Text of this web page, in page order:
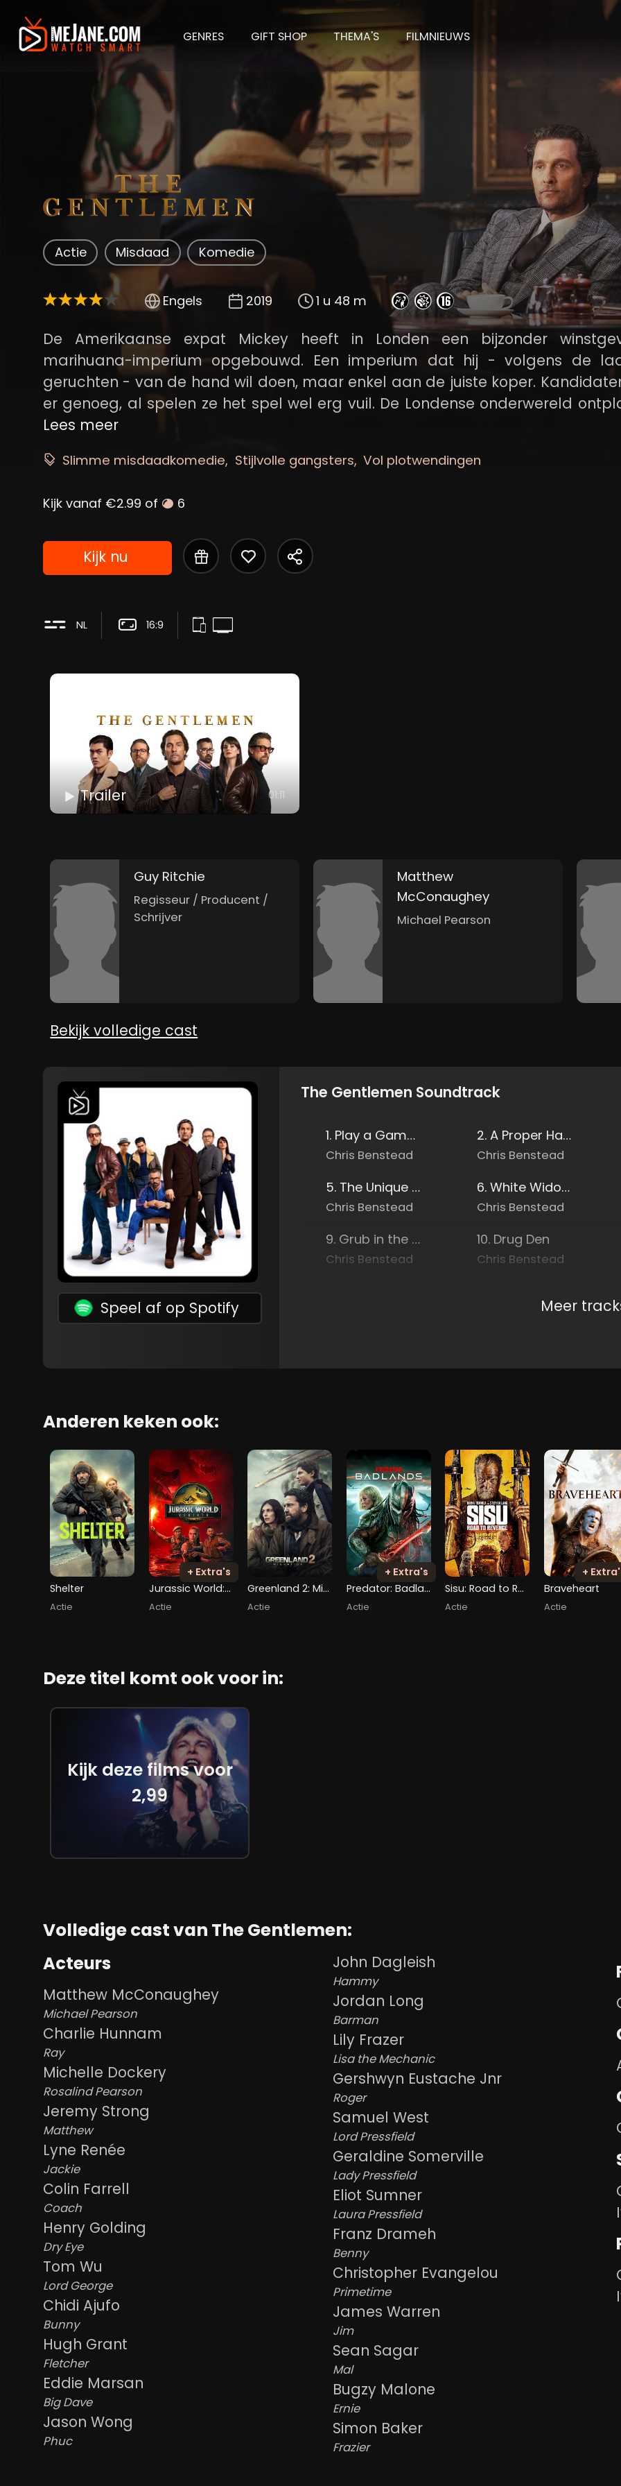
GENRES GIFT SHOP THEMA'S FILMNIEUWS
The Gentlemen
Actie Misdaad Komedie
Engels 2019 1 u 48 m
De Amerikaanse expat Mickey heeft in Londen een bijzonder
marihuana-imperium opgebouwd. Een imperium dat hij - volgens de
geruchten - van de hand wil doen, maar enkel aan de juiste koper.
er genoeg, al spelen ze het spel wel erg vuil. De Londense onderwereld
een kluwen van chantage, dubbel spel, samenzweringen en bloedvergieten.
Lees meer
Slimme misdaadkomedie Stijlvolle gangsters Vol plotwendingen
Kijk vanaf €2.99 of 6
Kijk nu
NL 16:9
Trailer 01:11
Guy Ritchie
Regisseur / Producent /
Schrijver
Matthew
McConaughey
Michael Pearson
Bekijk volledige cast
The Gentlemen Soundtrack
Speel af op Spotify
1. Play a Game With Me
Chris Benstead
2. A Proper Handsome Ct
Chris Benstead
5. The Unique Method
Chris Benstead
6. White Widow Super Cheese
Chris Benstead
9. Grub in the Tub
Chris Benstead
10. Drug Den
Chris Benstead
Meer
Anderen keken ook:
Shelter
Actie
+ Extra's
Jurassic World: Rebirth
Actie
Greenland 2: Migration
Actie
+ Extra's
Predator: Badlands
Actie
Sisu: Road to Revenge
Actie
+
Braveheart
Actie
Deze titel komt ook voor in:
Kijk deze films voor
2,99
Volledige cast van The Gentlemen:
Acteurs
Matthew McConaughey
Michael Pearson
Charlie Hunnam
Ray
Michelle Dockery
Rosalind Pearson
Jeremy Strong
Matthew
Lyne Renée
Jackie
Colin Farrell
Coach
Henry Golding
Dry Eye
Tom Wu
Lord George
Chidi Ajufo
Bunny
Hugh Grant
Fletcher
Eddie Marsan
Big Dave
Jason Wong
Phuc
John Dagleish
Hammy
Jordan Long
Barman
Lily Frazer
Lisa the Mechanic
Gershwyn Eustache Jnr
Roger
Samuel West
Lord Pressfield
Geraldine Somerville
Lady Pressfield
Eliot Sumner
Laura Pressfield
Franz Drameh
Benny
Christopher Evangelou
Primetime
James Warren
Jim
Sean Sagar
Mal
Bugzy Malone
Ernie
Simon Baker
Frazier